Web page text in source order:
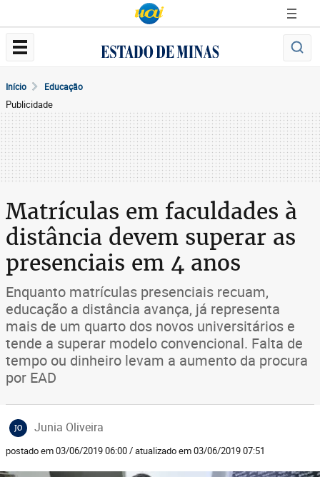
Início Educação
Publicidade
Matrículas em faculdades à
distância devem superar as
presenciais em 4 anos
Enquanto matrículas presenciais recuam,
educação a distância avança, já representa
mais de um quarto dos novos universitários e
tende a superar modelo convencional. Falta de
tempo ou dinheiro levam a aumento da procura
por EAD
JO Junia Oliveira
postado em 03/06/2019 06:00 / atualizado em 03/06/2019 07:51